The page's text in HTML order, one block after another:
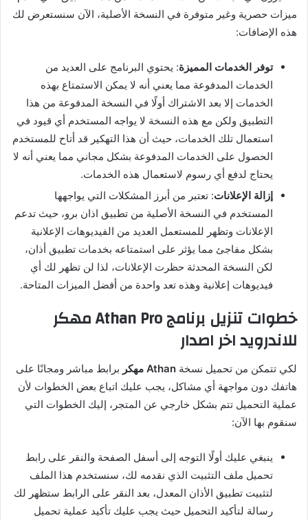
ميزات حصرية وغير متوفرة في النسخة الأصلية، الآن سنستعرض لك
هذه الإضافات:
توفر الخدمات المميزة: يحتوي البرنامج على العديد من
الخدمات المدفوعة مما يعني أنه لا يمكن الاستمتاع بهذه
الخدمات إلا بعد الاشتراك أولًا في النسخة المدفوعة من هذا
التطبيق ولكن مع هذه النسخة لا يواجه المستخدم أي قيود في
استعمال تلك الخدمات، حيث أن هذا التهكير قد أتاح للمستخدم
الحصول على الخدمات المدفوعة بشكل مجاني مما يعني أنه لا
يحتاج لدفع أي رسوم لاستعمال هذه الخدمات.
إزالة الإعلانات: تعتبر من أبرز المشكلات التي يواجهها
المستخدم في النسخة الأصلية من تطبيق اذان برو، حيث تدعم
الإعلانات وتظهر للمستعمل العديد من الفيديوهات الإعلانية
بشكل مفاجئ مما يؤثر على استمتاعه بخدمات تطبيق أذان،
لكن النسخة المحدثة حظرت الإعلانات، لذا لن تظهر لك أي
فيديوهات إعلانية وهذه تعد واحدة من أفضل الميزات المتاحة.
خطوات تنزيل برنامج Athan Pro مهكر
للاندرويد اخر اصدار
لكي تتمكن من تحميل نسخة Athan مهكر
برابط مباشر ومجانًا على
هاتفك دون مواجهة أي مشاكل، يجب عليك اتباع بعض الخطوات لأن
عملية التحميل تتم بشكل خارجي عن المتجر، إليك الخطوات التي
سنقوم بها الآن:
ينبغي عليك أولًا التوجه إلى أسفل الصفحة والنقر على رابط
تحميل ملف التثبيت الذي نقدمه لك، سنستخدم هذا الملف
لتثبيت تطبيق الأذان المعدل، بعد النقر على الرابط ستظهر لك
رسالة لتأكيد التحميل حيث يجب عليك تأكيد عملية تحميل